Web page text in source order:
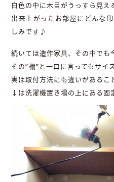
白色の中に木目がうっすら見え
出来上がったお部屋にどんな
しみです♪
続いては造作家具、その中で
その”棚”と一口に言ってもサイ
実は取付方法にも違いがあるこ
↓は洗濯機置き場の上にある固